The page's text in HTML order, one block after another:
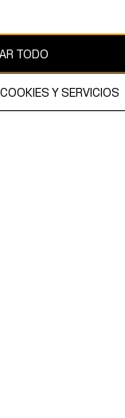
por copyright y es
TODO
Y SERVICIOS